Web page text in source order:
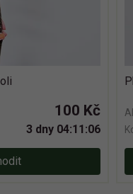
100 Kč
3 dny 04:11:06